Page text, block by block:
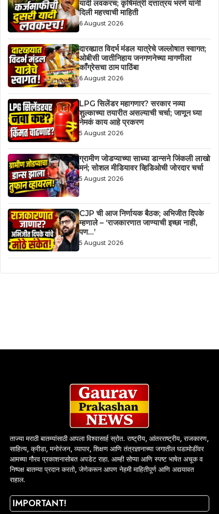
यादी लवकरच; कृषिमंत्री दत्तात्रय भरणे यांनी
दिली महत्त्वाची माहिती
6 August 2026
दारव्ह्यात विदर्भ मंडल यात्रेचे जल्लोषात स्वागत;
ओबीसी जातीनिहाय जनगणनेच्या मागणीला
काँग्रेसचा ठाम पाठिंबा
6 August 2026
LPG सिलेंडर महागणार? सरकार नव्या
शुल्काच्या तयारीत असल्याची चर्चा; जाणून घ्या
नेमकं काय आहे प्रकरण
5 August 2026
ग्रामीण जोडप्याच्या साध्या डान्सने जिंकली लाखो
मनं; सोशल मीडियावर व्हिडिओची जोरदार चर्चा
5 August 2026
CJP ची आज निर्णायक बैठक; अभिजीत दिपके
म्हणाले – ‘राजकारणात जाण्याची इच्छा नाही,
पण…’
5 August 2026
ताज्या मराठी बातम्यांसाठी आपला विश्वासार्ह स्रोत. राष्ट्रीय, आंतरराष्ट्रीय, राजकारण,
साहित्य, क्रीडा, मनोरंजन, व्यापार, शिक्षण आणि तंत्रज्ञानाच्या जगातील घडामोडींवर
आमच्या गौरव प्रकाशनासोबत अपडेट राहा. आम्ही सोप्या आणि स्पष्ट भाषेत अचूक व
निष्पक्ष बातम्या प्रदान करतो, जेणेकरून आपण नेहमी माहितीपूर्ण आणि अद्ययावत
राहाल.
IMPORTANT!